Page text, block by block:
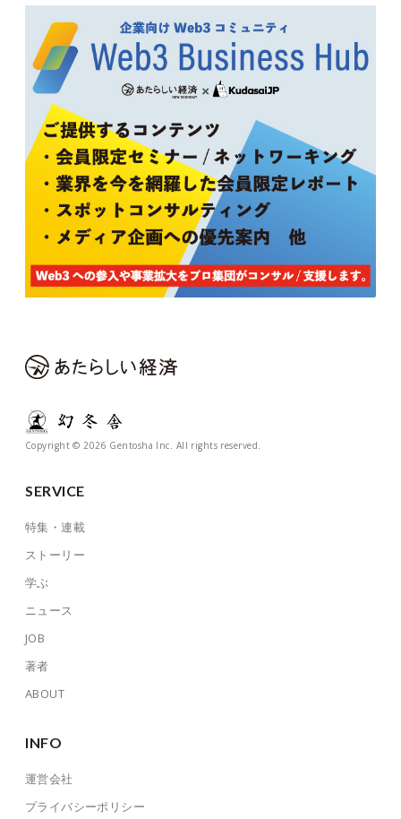
Copyright © 2026 Gentosha Inc. All rights reserved.
SERVICE
特集・連載
ストーリー
学ぶ
ニュース
JOB
著者
ABOUT
INFO
運営会社
プライバシーポリシー